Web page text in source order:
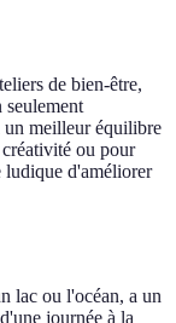
de bien-être,
seulement
un meilleur équilibre
ou pour
ludique d'améliorer
lac ou l'océan, a un
journée à la